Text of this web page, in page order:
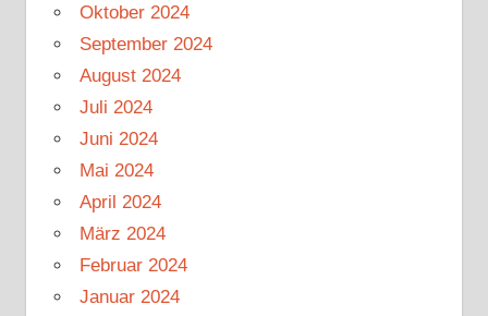
Oktober 2024
September 2024
August 2024
Juli 2024
Juni 2024
Mai 2024
April 2024
März 2024
Februar 2024
Januar 2024